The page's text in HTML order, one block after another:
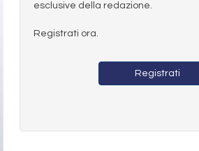
esclusive della redazione.
Registrati ora.
Registrati